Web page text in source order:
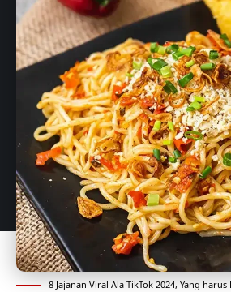
8 Jajanan Viral Ala TikTok 2024, Yang harus